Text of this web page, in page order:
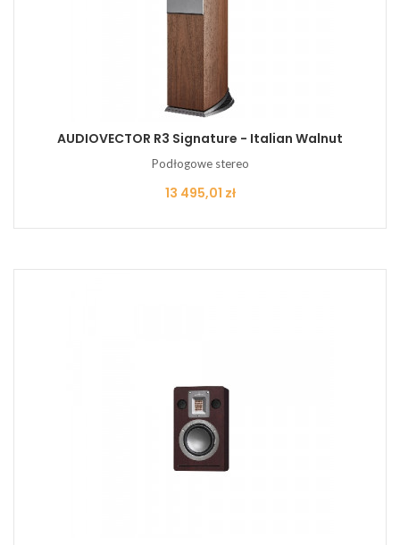
AUDIOVECTOR R3 Signature - Italian Walnut
Podłogowe stereo
Cena
13 495,01 zł